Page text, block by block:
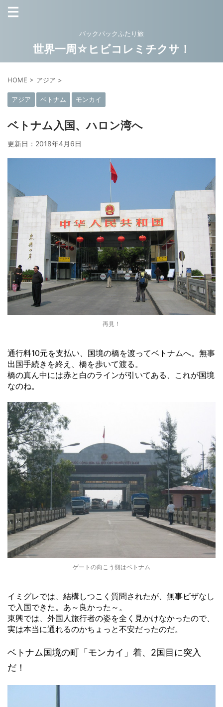
バックパックふたり旅
世界一周☆ヒビコレミチクサ！
HOME > アジア >
アジア ベトナム モンカイ
ベトナム入国、ハロン湾へ
更新日： 2018年4月6日
再見！
通行料10元を支払い、国境の橋を渡ってベトナムへ。無事
出国手続きを終え、橋を歩いて渡る。
橋の真ん中には赤と白のラインが引いてある、これが国境
なのね。
ゲートの向こう側はベトナム
イミグレでは、結構しつこく質問されたが、無事ビザなし
で入国できた。あ～良かった～。
東興では、外国人旅行者の姿を全く見かけなかったので、
実は本当に通れるのかちょっと不安だったのだ。
ベトナム国境の町「モンカイ」着、2国目に突入
だ！